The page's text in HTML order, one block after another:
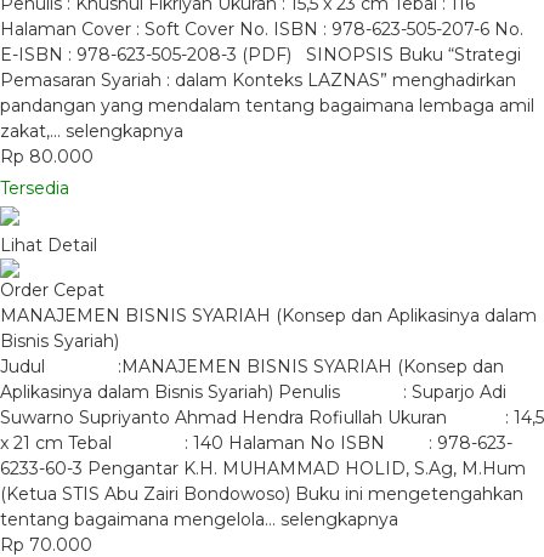
Halaman Cover : Soft Cover No. ISBN : 978-623-505-207-6 No.
E-ISBN : 978-623-505-208-3 (PDF) SINOPSIS Buku “Strategi
Pemasaran Syariah : dalam Konteks LAZNAS” menghadirkan
pandangan yang mendalam tentang bagaimana lembaga amil
zakat,… selengkapnya
Rp 80.000
Tersedia
Lihat Detail
Order Cepat
MANAJEMEN BISNIS SYARIAH (Konsep dan Aplikasinya dalam
Bisnis Syariah)
Judul :MANAJEMEN BISNIS SYARIAH (Konsep dan
Aplikasinya dalam Bisnis Syariah) Penulis : Suparjo Adi
Suwarno Supriyanto Ahmad Hendra Rofiullah Ukuran : 14,5
x 21 cm Tebal : 140 Halaman No ISBN : 978-623-
6233-60-3 Pengantar K.H. MUHAMMAD HOLID, S.Ag, M.Hum
(Ketua STIS Abu Zairi Bondowoso) Buku ini mengetengahkan
tentang bagaimana mengelola… selengkapnya
Rp 70.000